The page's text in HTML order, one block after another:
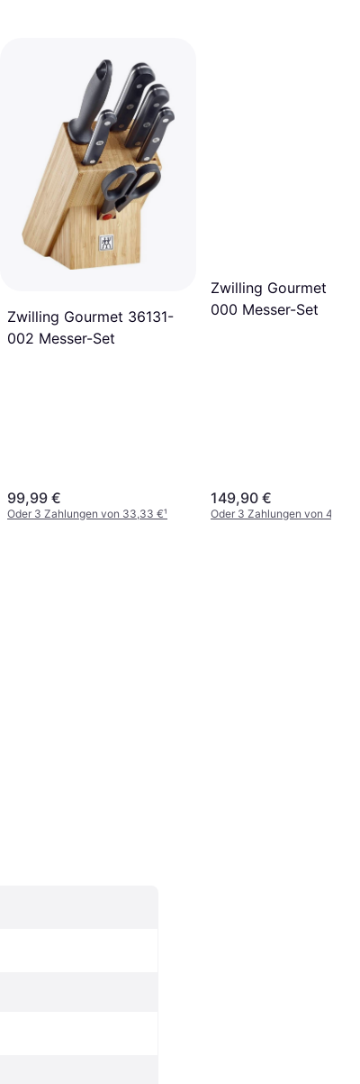
Zwilling Gourmet 36131-
002 Messer-Set
99,99 €
Oder 3 Zahlungen von 33,33 €¹
Zwilling Gourmet
000 Messer-Set
149,90 €
Oder 3 Zahlungen von 49,96